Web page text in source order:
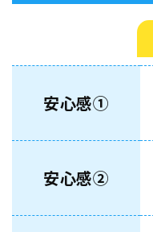
安心感①
安心感②